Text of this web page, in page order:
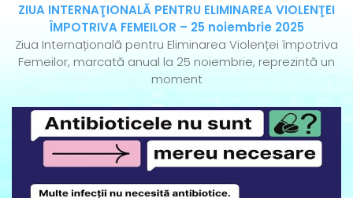
ZIUA INTERNAŢIONALĂ PENTRU ELIMINAREA VIOLENŢEI
ÎMPOTRIVA FEMEILOR – 25 noiembrie 2025
Ziua Internațională pentru Eliminarea Violenței împotriva
Femeilor, marcată anual la 25 noiembrie, reprezintă un
moment